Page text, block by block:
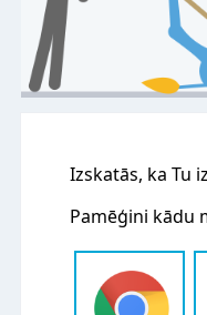
Izskatās, ka Tu
Pamēģini kādu